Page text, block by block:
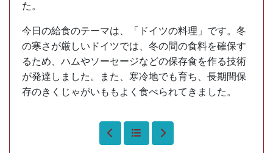
た。
今日の給食のテーマは、「ドイツの料理」です。冬
の寒さが厳しいドイツでは、冬の間の食料を確保す
るため、ハムやソーセージなどの保存食を作る技術
が発達しました。また、寒冷地でも育ち、長期間保
存のきくじゃがいももよく食べられてきました。